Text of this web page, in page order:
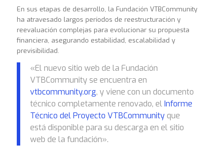
En sus etapas de desarrollo, la Fundación VTBCommunity
ha atravesado largos períodos de reestructuración y
reevaluación complejas para evolucionar su propuesta
financiera, asegurando estabilidad, escalabilidad y
previsibilidad.
«El nuevo sitio web de la Fundación
VTBCommunity se encuentra en
vtbcommunity.org, y viene con un documento
técnico completamente renovado, elInforme
Técnico del Proyecto VTBCommunityque
está disponible para su descarga en el sitio
web de la fundación».